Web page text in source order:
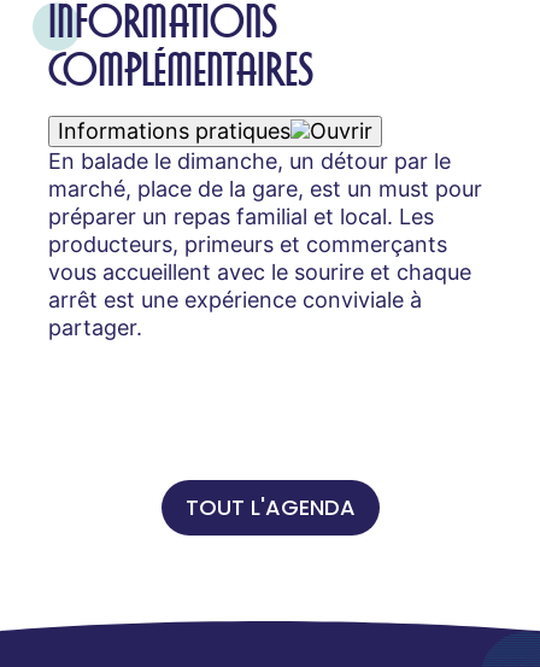
INFORMATIONS
COMPLÉMENTAIRES
Informations pratiques
En balade le dimanche, un détour par le
marché, place de la gare, est un must pour
préparer un repas familial et local. Les
producteurs, primeurs et commerçants
vous accueillent avec le sourire et chaque
arrêt est une expérience conviviale à
partager.
TOUT L'AGENDA